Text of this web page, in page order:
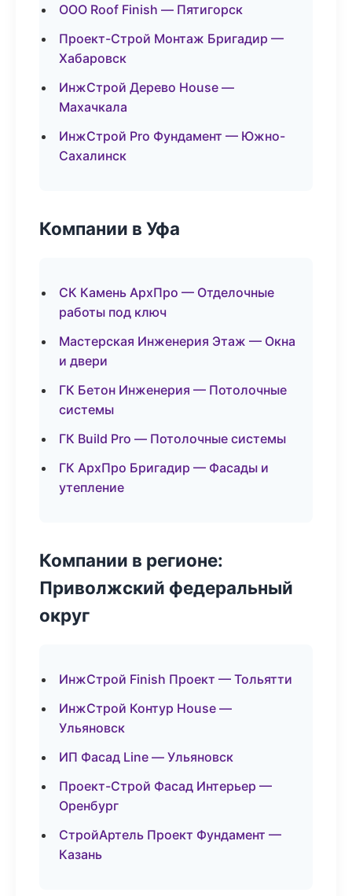
ООО Roof Finish — Пятигорск
Проект-Строй Монтаж Бригадир —
Хабаровск
ИнжСтрой Дерево House —
Махачкала
ИнжСтрой Pro Фундамент — Южно-
Сахалинск
Компании в Уфа
СК Камень АрхПро — Отделочные
работы под ключ
Мастерская Инженерия Этаж — Окна
и двери
ГК Бетон Инженерия — Потолочные
системы
ГК Build Pro — Потолочные системы
ГК АрхПро Бригадир — Фасады и
утепление
Компании в регионе:
Приволжский федеральный
округ
ИнжСтрой Finish Проект — Тольятти
ИнжСтрой Контур House —
Ульяновск
ИП Фасад Line — Ульяновск
Проект-Строй Фасад Интерьер —
Оренбург
СтройАртель Проект Фундамент —
Казань